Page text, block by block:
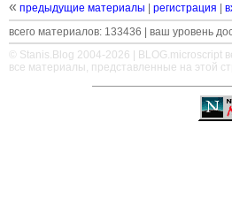
« предыдущие материалы регистрация
всего материалов: 133436 | ваш уровень
© Stanis.Blog 2004-2026 |
BLOG.microscript
все материалы, представленные на этой
—————————